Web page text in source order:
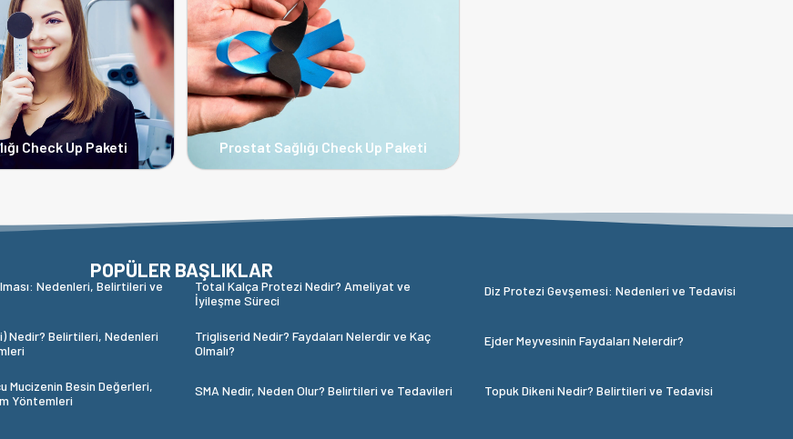
Check Up Paketi Prostat Sağlığı Check Up Paketi
POPÜLER BAŞLIKLAR
Nedenleri, Belirtileri ve
Total Kalça Protezi Nedir? Ameliyat ve
İyileşme Süreci
Diz Protezi Gevşemesi: Nedenleri ve Tedavisi
Nedir? Belirtileri, Nedenleri
Trigliserid Nedir? Faydaları Nelerdir ve Kaç
Olmalı?
Ejder Meyvesinin Faydaları Nelerdir?
Mucizenin Besin Değerleri,
Yöntemleri
SMA Nedir, Neden Olur? Belirtileri ve Tedavileri Topuk Dikeni Nedir? Belirtileri ve Tedavisi